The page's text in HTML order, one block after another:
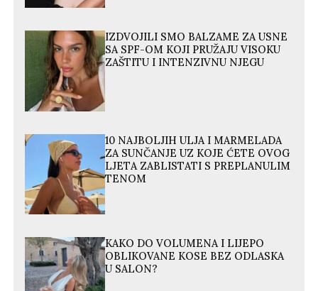
IZDVOJILI SMO BALZAME ZA USNE
SA SPF-OM KOJI PRUŽAJU VISOKU
ZAŠTITU I INTENZIVNU NJEGU
10 NAJBOLJIH ULJA I MARMELADA
ZA SUNČANJE UZ KOJE ĆETE OVOG
LJETA ZABLISTATI S PREPLANULIM
TENOM
KAKO DO VOLUMENA I LIJEPO
OBLIKOVANE KOSE BEZ ODLASKA
U SALON?